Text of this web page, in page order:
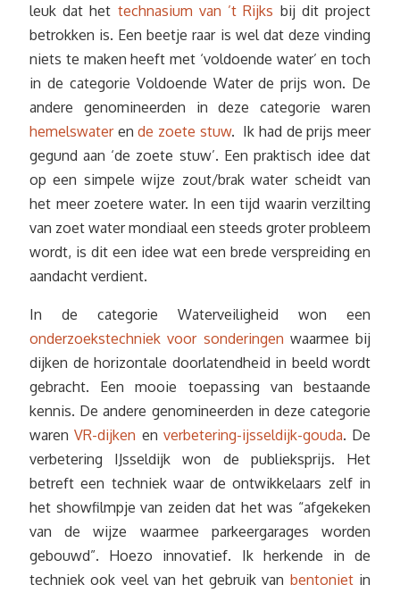
leuk dat het technasium van ’t Rijks bij dit project
betrokken is. Een beetje raar is wel dat deze vinding
niets te maken heeft met ‘voldoende water’ en toch
in de categorie Voldoende Water de prijs won. De
andere genomineerden in deze categorie waren
hemelswaterende zoete stuw. Ik had de prijs meer
gegund aan ‘de zoete stuw’. Een praktisch idee dat
op een simpele wijze zout/brak water scheidt van
het meer zoetere water. In een tijd waarin verzilting
van zoet water mondiaal een steeds groter probleem
wordt, is dit een idee wat een brede verspreiding en
aandacht verdient.
In de categorie Waterveiligheid won een
onderzoekstechniek voor sonderingen waarmee bij
dijken de horizontale doorlatendheid in beeld wordt
gebracht. Een mooie toepassing van bestaande
kennis. De andere genomineerden in deze categorie
warenVR-dijken en verbetering-ijsseldijk-gouda. De
verbetering IJsseldijk won de publieksprijs. Het
betreft een techniek waar de ontwikkelaars zelf in
het showfilmpje van zeiden dat het was “afgekeken
van de wijze waarmee parkeergarages worden
gebouwd”. Hoezo innovatief. Ik herkende in de
techniek ook veel van het gebruik van bentonietin